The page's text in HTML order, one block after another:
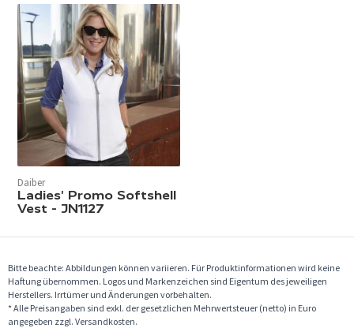
Daiber
Ladies' Promo Softshell
Vest - JN1127
Bitte beachte: Abbildungen können variieren. Für Produktinformationen wird keine
Haftung übernommen. Logos und Markenzeichen sind Eigentum des jeweiligen
Herstellers. Irrtümer und Änderungen vorbehalten.
* Alle Preisangaben sind exkl. der gesetzlichen Mehrwertsteuer (netto) in Euro
angegeben zzgl. Versandkosten.